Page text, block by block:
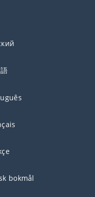
bokmål